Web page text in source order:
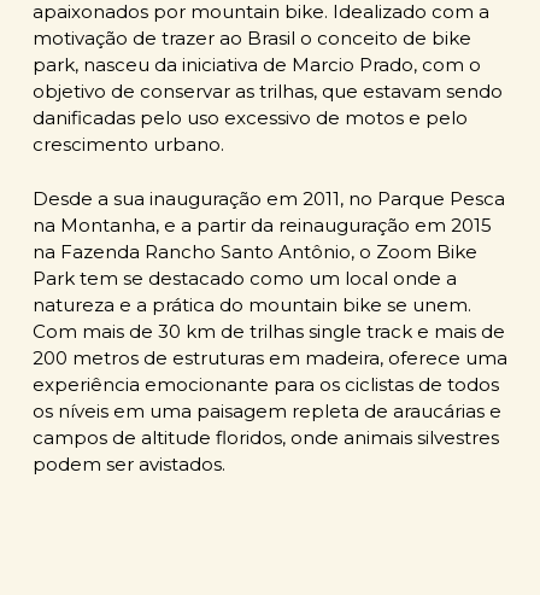
apaixonados por mountain bike. Idealizado com a
motivação de trazer ao Brasil o conceito de bike
park, nasceu da iniciativa de Marcio Prado, com o
objetivo de conservar as trilhas, que estavam sendo
danificadas pelo uso excessivo de motos e pelo
crescimento urbano.
Desde a sua inauguração em 2011, no Parque Pesca
na Montanha, e a partir da reinauguração em 2015
na Fazenda Rancho Santo Antônio, o Zoom Bike
Park tem se destacado como um local onde a
natureza e a prática do mountain bike se unem.
Com mais de 30 km de trilhas single track e mais de
200 metros de estruturas em madeira, oferece uma
experiência emocionante para os ciclistas de todos
os níveis em uma paisagem repleta de araucárias e
campos de altitude floridos, onde animais silvestres
podem ser avistados.